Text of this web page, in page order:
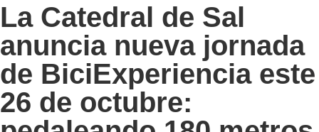
La Catedral de Sal
anuncia nueva jornada
de BiciExperiencia este
26 de octubre: